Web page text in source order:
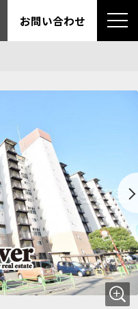
お問い合わせ